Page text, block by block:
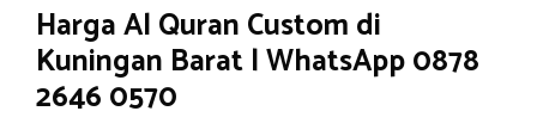
Harga Al Quran Custom di
Kuningan Barat | WhatsApp 0878
2646 0570